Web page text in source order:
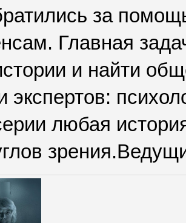
за
Главная
и найти
экспертов:
любая